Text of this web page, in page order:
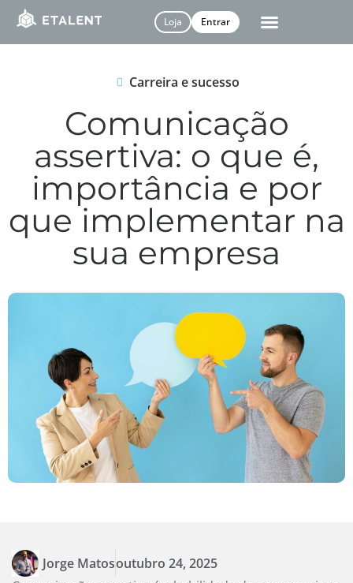
Loja Entrar
Carreira e sucesso
Comunicação
assertiva: o que é,
importância e por
que implementar na
sua empresa
Jorge Matosoutubro 24, 2025